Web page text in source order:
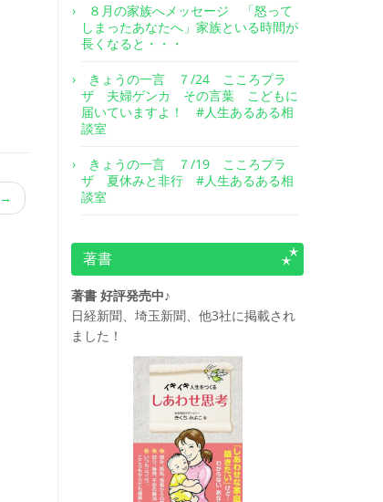
→
８月の家族へメッセージ 「怒って
しまったあなたへ」家族といる時間が
長くなると・・・
きょうの一言 ７/24 こころプラ
ザ 夫婦ゲンカ その言葉 こどもに
届いていますよ！ #人生あるある相
談室
きょうの一言 ７/19 こころプラ
ザ 夏休みと非行 #人生あるある相
談室
著書
著書 好評発売中♪
日経新聞、埼玉新聞、他3社に掲載され
ました！